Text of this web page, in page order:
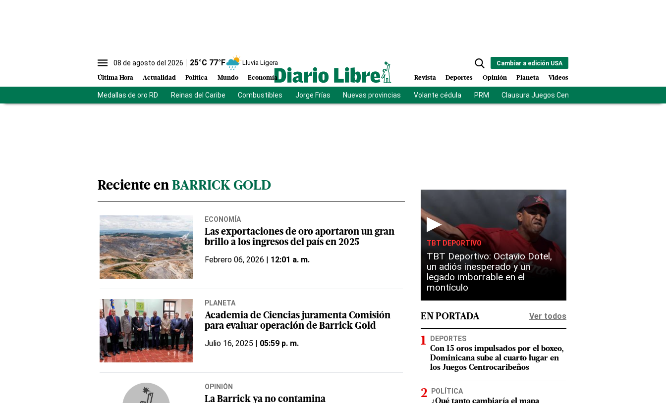
08 de agosto del 2026 25°C 77°F Lluvia Ligera
Última Hora Actualidad Política Mundo Economía
Cambiar a edición USA
Revista Deportes Opinión Planeta Videos
Medallas de oro RD Reinas del Caribe Combustibles Jorge Frías Nuevas provincias Volante cédula PRM Clausura Juegos Centroamericanos
Reciente en BARRICK GOLD
ECONOMÍA
Las exportaciones de oro aportaron un gran
brillo a los ingresos del país en 2025
Febrero 06, 2026 | 12:01 a. m.
PLANETA
Academia de Ciencias juramenta Comisión
para evaluar operación de Barrick Gold
Julio 16, 2025 | 05:59 p. m.
OPINIÓN
La Barrick ya no contamina
▶
TBT DEPORTIVO
TBT Deportivo: Octavio Dotel,
un adiós inesperado y un
legado imborrable en el
montículo
EN PORTADA Ver todos
DEPORTES
Con 15 oros impulsados por el boxeo,
Dominicana sube al cuarto lugar en
los Juegos Centrocaribeños
POLÍTICA